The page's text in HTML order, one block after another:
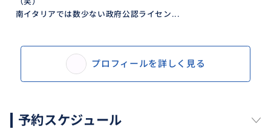
南イタリアでは数少ない政府公認ライセン...
プロフィールを詳しく見る
予約スケジュール